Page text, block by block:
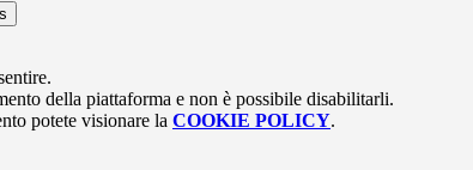
della piattaforma e non è possibile disabilitarli.
potete visionare la COOKIE POLICY.